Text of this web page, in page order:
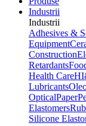
Industrii
Industrii
Adhesives &
Equipment
Construction
Retardants
Health Care
Lubricants
OpticalPaper
Elastomers
Silicone